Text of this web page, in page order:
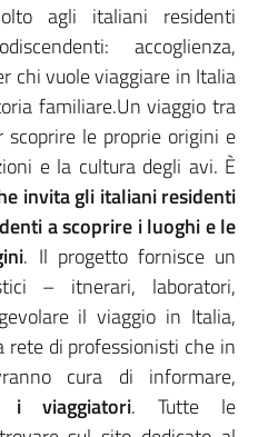
agli italiani residenti
accoglienza,
chi vuole viaggiare in Italia
familiare.Un viaggio tra
scoprire le proprie origini e
e la cultura degli avi. È
invita gli italiani residenti
a scoprire i luoghi e le
. Il progetto fornisce un
– itnerari, laboratori,
il viaggio in Italia,
di professionisti che in
cura di informare,
i viaggiatori. Tutte le